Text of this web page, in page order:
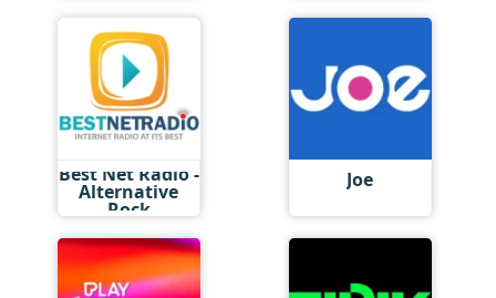
Best Net Radio -
Alternative
Rock
Joe